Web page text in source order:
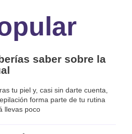
saber sobre la
tu piel y, casi sin darte cuenta,
forma parte de tu rutina
llevas poco